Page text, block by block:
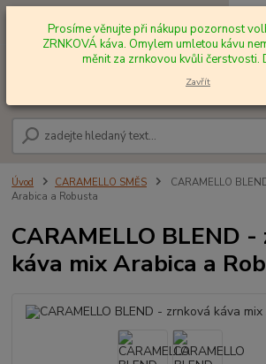
+420 602 577 209
Úvod CARAMELLO SMĚS
CARAMELLO
Arabica a Robusta
CARAMELLO BLEND -
káva mix Arabica a
Prosíme věnujte při nákupu pozornost
ZRNKOVÁ káva. Omylem umletou kávu
měnit za zrnkovou kvůli čerstvosti.
Zavřít